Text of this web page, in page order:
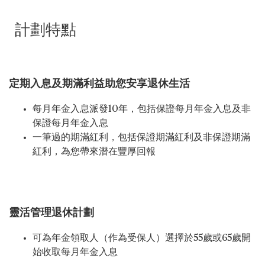
計劃特點
定期入息及期滿利益助您安享退休生活
每月年金入息派發10年，包括保證每月年金入息及非
保證每月年金入息
一筆過的期滿紅利，包括保證期滿紅利及非保證期滿
紅利，為您帶來潛在豐厚回報
靈活管理退休計劃
可為年金領取人（作為受保人）選擇於55歲或65歲開
始收取每月年金入息